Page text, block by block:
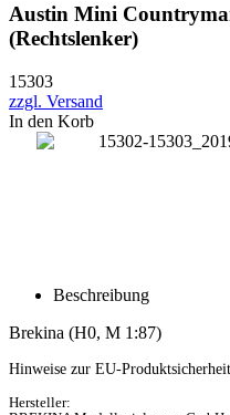
Austin Mini
(Rechtslenker)
15303
zzgl. Versand
In den Korb
Beschreibung
Brekina (H0, M 1:87)
Hinweise zur EU-
Hersteller: